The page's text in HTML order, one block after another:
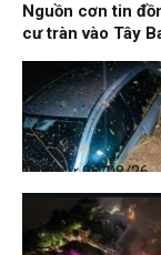
Nguồn cơn tin
cư tràn vào Tây
Thời sự
06/08/26, 12:33